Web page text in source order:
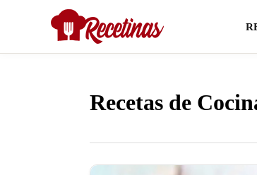
Recetas de